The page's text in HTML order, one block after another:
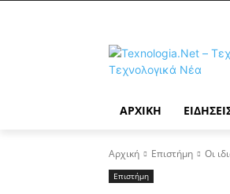
ΑΡΧΙΚΉ
Αρχική Επιστήμη Οι
Επιστήμη